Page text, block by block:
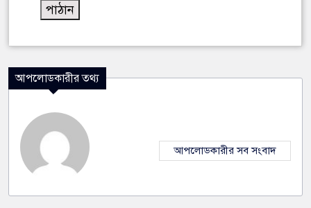
আপলোডকারীর তথ্য
আপলোডকারীর সব সংবাদ